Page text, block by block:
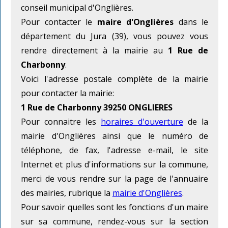
conseil municipal d'Onglières.
Pour contacter le maire d'Onglières dans le
département du Jura (39), vous pouvez vous
rendre directement à la mairie au 1 Rue de
Charbonny.
Voici l'adresse postale complète de la mairie
pour contacter la mairie:
1 Rue de Charbonny 39250 ONGLIERES
Pour connaitre les horaires d'ouverture de la
mairie d'Onglières ainsi que le numéro de
téléphone, de fax, l'adresse e-mail, le site
Internet et plus d'informations sur la commune,
merci de vous rendre sur la page de l'annuaire
des mairies, rubrique la mairie d'Onglières.
Pour savoir quelles sont les fonctions d'un maire
sur sa commune, rendez-vous sur la section